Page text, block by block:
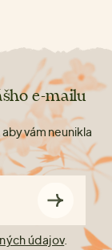
e-mailu
vám neunikla
údajov.